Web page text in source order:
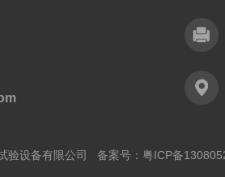
验设备有限公司 备案号： 粤ICP备